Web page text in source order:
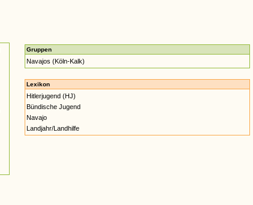
Gruppen
Navajos (Köln-Kalk)
Lexikon
Hitlerjugend (HJ)
Bündische Jugend
Navajo
Landjahr/Landhilfe